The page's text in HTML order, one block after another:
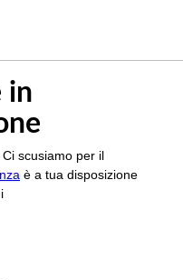
in
scusiamo per il
è a tua disposizione